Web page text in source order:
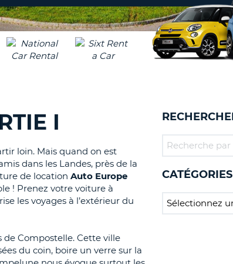
8-
CARACTÈRES
CARACTÈRE
MINUSCULE
AU
CHIFFRE
AU
VÉRIFICATION
NOUVEAU
RÉINITIALISER
LE
MOT
DE
PASSE
AGENCES DE VOYAGES &
AFFILIÉS
CONNEXION
I
loin. Mais quand on est
dans les Landes, près de la
de location Auto Europe
! Prenez votre voiture à
les voyages à l’extérieur du
de Compostelle. Cette ville
du coin, boire un verre sur la
CATÉGORIES